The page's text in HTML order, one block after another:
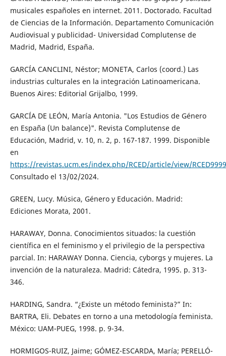
musicales españoles en internet. 2011. Doctorado. Facultad
de Ciencias de la Información. Departamento Comunicación
Audiovisual y publicidad- Universidad Complutense de
Madrid, Madrid, España.
GARCÍA CANCLINI, Néstor; MONETA, Carlos (coord.) Las
industrias culturales en la integración Latinoamericana.
Buenos Aires: Editorial Grijalbo, 1999.
GARCÍA DE LEÓN, María Antonia. "Los Estudios de Género
en España (Un balance)". Revista Complutense de
Educación, Madrid, v. 10, n. 2, p. 167-187. 1999. Disponible
en
https://revistas.ucm.es/index.php/RCED/article/view/
Consultado el 13/02/2024.
GREEN, Lucy. Música, Género y Educación. Madrid:
Ediciones Morata, 2001.
HARAWAY, Donna. Conocimientos situados: la cuestión
científica en el feminismo y el privilegio de la perspectiva
parcial. In: HARAWAY Donna. Ciencia, cyborgs y mujeres. La
invención de la naturaleza. Madrid: Cátedra, 1995. p. 313-
346.
HARDING, Sandra. “¿Existe un método feminista?” In:
BARTRA, Eli. Debates en torno a una metodología feminista.
México: UAM-PUEG, 1998. p. 9-34.
HORMIGOS-RUIZ, Jaime; GÓMEZ-ESCARDA, María; PERELLÓ-